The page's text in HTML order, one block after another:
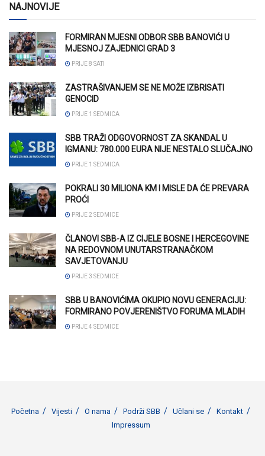
NAJNOVIJE
FORMIRAN MJESNI ODBOR SBB BANOVIĆI U
MJESNOJ ZAJEDNICI GRAD 3
PRIJE 8 SATI
ZASTRAŠIVANJEM SE NE MOŽE IZBRISATI
GENOCID
PRIJE 1 SEDMICA
SBB TRAŽI ODGOVORNOST ZA SKANDAL U
IGMANU: 780.000 EURA NIJE NESTALO SLUČAJNO
PRIJE 1 SEDMICA
POKRALI 30 MILIONA KM I MISLE DA ĆE PREVARA
PROĆI
PRIJE 2 SEDMICE
ČLANOVI SBB-A IZ CIJELE BOSNE I HERCEGOVINE
NA REDOVNOM UNUTARSTRANAČKOM
SAVJETOVANJU
PRIJE 3 SEDMICE
SBB U BANOVIĆIMA OKUPIO NOVU GENERACIJU:
FORMIRANO POVJERENIŠTVO FORUMA MLADIH
PRIJE 4 SEDMICE
Početna Vijesti O nama Podrži SBB Učlani se
Kontakt
Impressum